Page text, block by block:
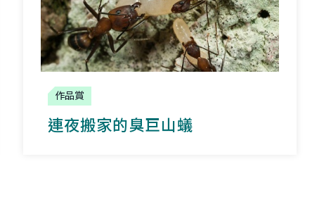
作品賞
連夜搬家的臭巨山蟻